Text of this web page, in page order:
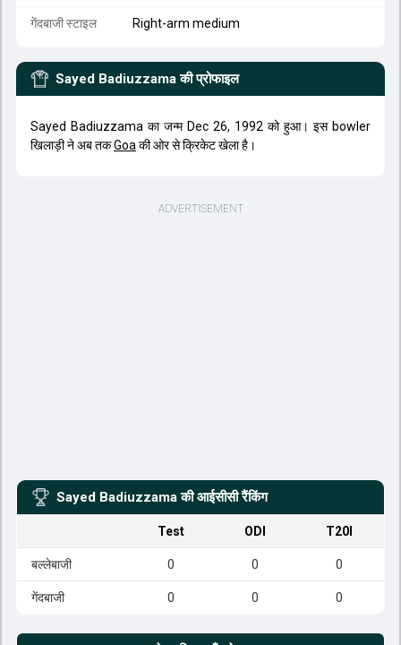
गेंदबाजी स्टाइल Right-arm medium
Sayed Badiuzzama की प्रोफाइल
Sayed Badiuzzama का जन्म Dec 26, 1992 को हुआ। इस bowler
खिलाड़ी ने अब तकGoa की ओर से क्रिकेट खेला है।
Sayed Badiuzzama की आईसीसी रैंकिंग
Test ODI T20I
बल्लेबाजी 0 0 0
गेंदबाजी 0 0 0